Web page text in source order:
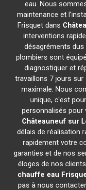
eau. Nous
maintenance et
Frisquet dans
interventions
désagréments
plombiers sont
diagnostiquer et
travaillons 7 jours sur
maximale. Nous
unique, c'est
personnalisés pour
Châteauneuf sur
délais de réalisation
rapidement votre
garanties et de nos
éloges de nos
chauffe eau
pas à nous